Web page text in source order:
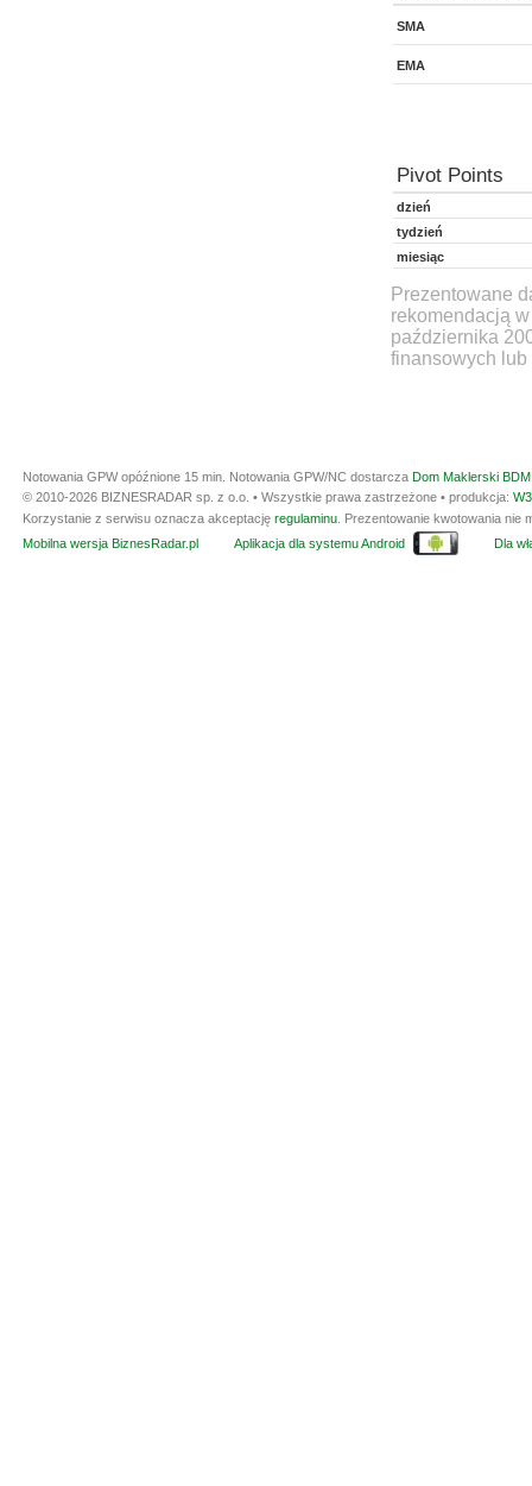
SMA
EMA
Pivot Points
dzień
tydzień
miesiąc
Prezentowane
rekomendacją
października
finansowych lub
Notowania GPW opóźnione 15 min. Notowania GPW/NC dostarcza Dom Maklerski
© 2010-2026 BIZNESRADAR sp. z o.o. • Wszystkie prawa zastrzeżone • produkcja:
Korzystanie z serwisu oznacza akceptację regulaminu . Prezentowanie kwotowania
Mobilna wersja BiznesRadar.pl
Aplikacja dla systemu Android Dla